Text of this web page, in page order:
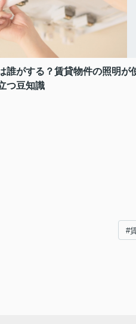
誰がする？賃貸物件の照明が
つ豆知識
#